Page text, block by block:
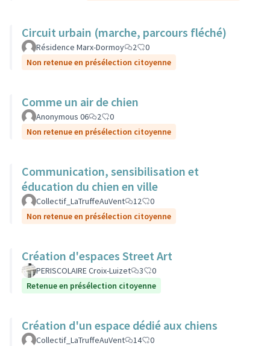
Circuit urbain (marche, parcours fléché)
Résidence Marx-Dormoy 2
0
Non retenue en présélection citoyenne
Comme un air de chien
Anonymous 06 2
0
Non retenue en présélection citoyenne
Communication, sensibilisation et
éducation du chien en ville
Collectif_LaTruffeAuVent 12
0
Non retenue en présélection citoyenne
Création d'espaces Street Art
PERISCOLAIRE Croix-Luizet 3
0
Retenue en présélection citoyenne
Création d'un espace dédié aux chiens
Collectif_LaTruffeAuVent 14
0